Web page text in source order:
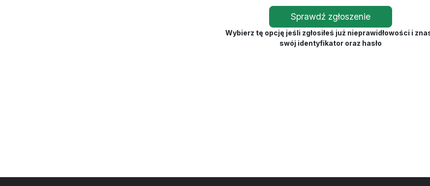
Sprawdź zgłoszenie
Wybierz tę opcję jeśli zgłosiłeś już nieprawidłowości i
swój identyfikator oraz hasło